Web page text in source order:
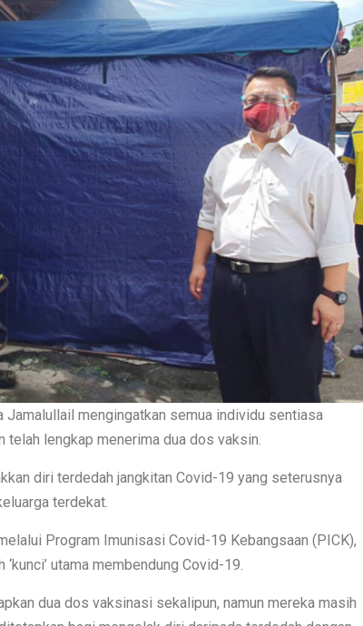
Jamalullail mengingatkan semua individu sentiasa
lengkap menerima dua dos vaksin.
diri terdedah jangkitan Covid-19 yang seterusnya
terdekat.
Program Imunisasi Covid-19 Kebangsaan (PICK),
utama membendung Covid-19.
dua dos vaksinasi sekalipun, namun mereka masih